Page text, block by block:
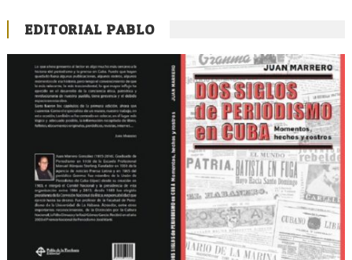
EDITORIAL PABLO